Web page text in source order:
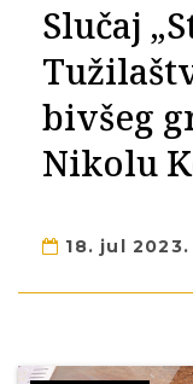
Slučaj
bivšeg
Nikolu
18. jul 2023.